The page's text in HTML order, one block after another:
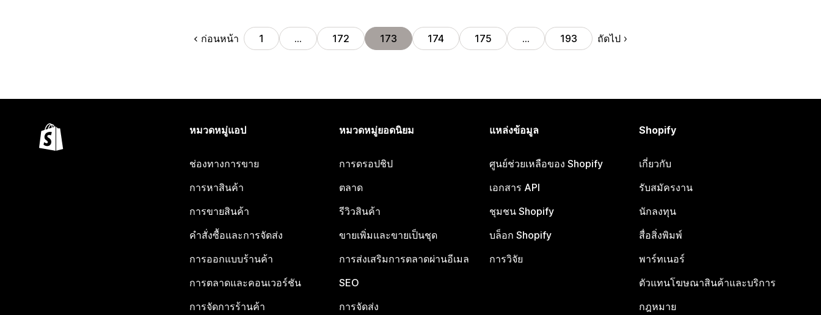
ก่อนหน้า 1 … 172 173 174 175 … 193 ถัดไป
หมวดหมู่แอป
ช่องทางการขาย
การหาสินค้า
การขายสินค้า
คำสั่งซื้อและการจัดส่ง
การออกแบบร้านค้า
การตลาดและคอนเวอร์ชัน
การจัดการร้านค้า
หมวดหมู่ยอดนิยม
การดรอปชิป
ตลาด
รีวิวสินค้า
ขายเพิ่มและขายเป็นชุด
การส่งเสริมการตลาดผ่านอีเมล
SEO
การจัดส่ง
แหล่งข้อมูล
ศูนย์ช่วยเหลือของ Shopify
เอกสาร API
ชุมชน Shopify
บล็อก Shopify
การวิจัย
Shopify
เกี่ยวกับ
รับสมัครงาน
นักลงทุน
สื่อสิ่งพิมพ์
พาร์ทเนอร์
ตัวแทนโฆษณาสินค้าและบริการ
กฎหมาย